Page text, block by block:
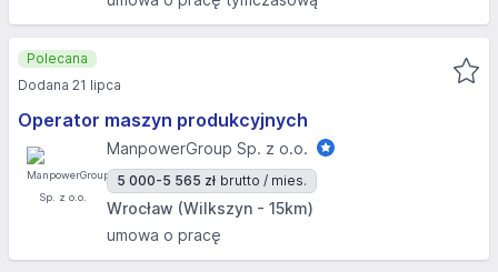
Operator maszyn produkcyjnych
ManpowerGroup Sp. z o.o.
5 000-5 565 zł brutto / mies.
Wrocław (Wilkszyn - 15km)
umowa o pracę
Polecana
Dodana 21 lipca